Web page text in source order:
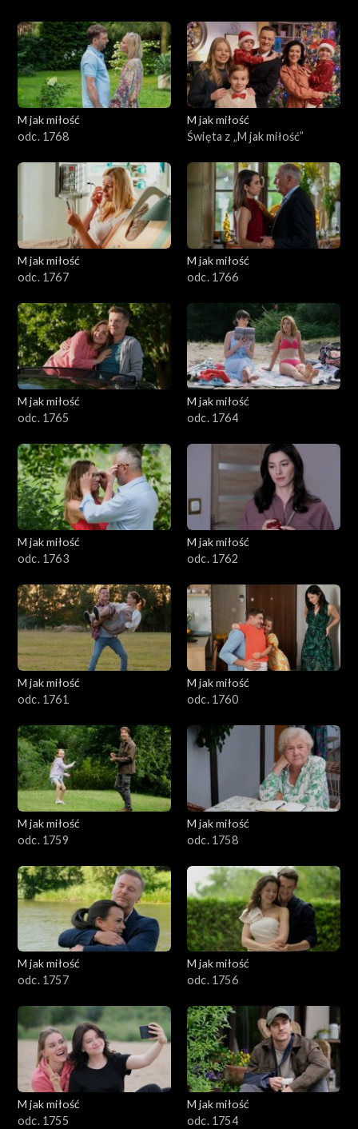
M jak miłość
odc. 1768
M jak miłość
Święta z „M jak miłość”
M jak miłość
odc. 1767
M jak miłość
odc. 1766
M jak miłość
odc. 1765
M jak miłość
odc. 1764
M jak miłość
odc. 1763
M jak miłość
odc. 1762
M jak miłość
odc. 1761
M jak miłość
odc. 1760
M jak miłość
odc. 1759
M jak miłość
odc. 1758
M jak miłość
odc. 1757
M jak miłość
odc. 1756
M jak miłość
odc. 1755
M jak miłość
odc. 1754